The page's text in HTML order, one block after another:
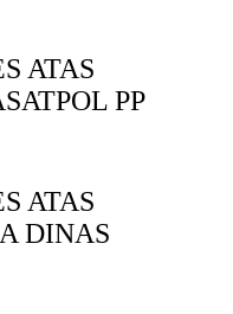
ATAS
PP
ATAS
DINAS